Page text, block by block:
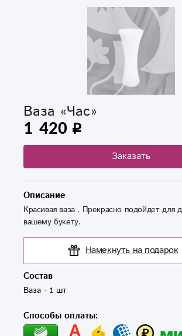
Ваза «Час»
1 420
Заказать
Описание
Красивая ваза . Прекрасно подойдет для
вашему букету.
Намекнуть на подарок
Состав
Ваза - 1 шт
Способы оплаты: